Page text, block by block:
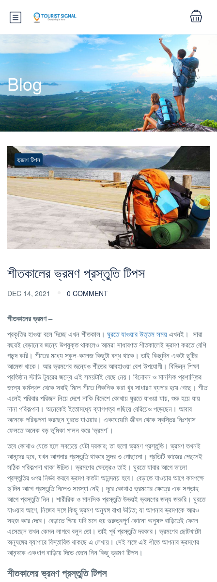
Blog
ভ্রমণ টিপস
শীতকালের ভ্রমণ প্রস্তুতি টিপস
DEC 14, 2021 0 COMMENT
শীতকালের ভ্রমণ –
প্রকৃতির হাওয়া বলে দিচ্ছে এখন শীতকাল। ঘুরতে যাওয়ার উত্তম সময়এখনই। সারা
বছরই বেড়ানোর জন্যে উপযুক্ত থাকলেও আমরা সাধারণত শীতকালেই ভ্রমণ করতে বেশি
পছন্দ করি। শীতের মধ্যে স্কুল-কলেজ কিছুটা বন্ধ থাকে। তাই কিছুদিন একটা ছুটির
আমেজ থাকে। আর ভ্রমণের জন্যেও শীতের আবহাওয়া বেশ উপযোগী। বিভিন্ন শিক্ষা
প্রতিষ্ঠান স্টাডি ট্যুরের জন্যে এই সময়টাই বেছে নেয়। বিনোদন ও মানসিক প্রশান্তির
জন্যে কর্মস্থল থেকে সবাই মিলে শীতে পিকনিক করা খুব সাধারণ ব্যপার হয়ে গেছে। শীত
এলেই পরিবার পরিজন নিয়ে দেশে নাকি বিদেশে কোথায় ঘুরতে যাওয়া যায়, শুরু হয়ে যায়
নানা পরিকল্পনা। অনেকেই ইতোমধ্যে ব্যাগপত্র গুছিয়ে বেরিয়েও পড়েছেন। আবার
অনেকে পরিকল্পনা করছেন ঘুরতে যাওয়ার। একঘেয়েমি জীবন থেকে স্বস্তির নিঃশ্বাস
ফেলতে অনেক বড় ভূমিকা পালন করে ‘ভ্রমণ’।
তবে কোথাও যেতে হলে সবচেয়ে যেটা দরকার; তা হলো ভ্রমণ প্রস্তুতি। ভ্রমণ তখনই
আনন্দের হবে, যখন আপনার প্রস্তুতি থাকবে সুন্দর ও গোছানো। প্রতিটি কাজের পেছনেই
সঠিক পরিকল্পনা থাকা উচিত। ভ্রমণের ক্ষেত্রেও তাই। ঘুরতে যাবার আগে ভালো
প্রস্তুতির ওপর নির্ভর করবে ভ্রমণ কতটা আনন্দময় হবে। বেড়াতে যাওয়ার আগে কমপক্ষে
দু’দিন আগে প্রস্তুতি নিলেও সমস্যা নেই। দূরে কোথাও ভ্রমণের ক্ষেত্রে এক সপ্তাহ
আগে প্রস্তুতি নিন। শারীরিক ও মানসিক প্রস্তুতি উভয়ই ভ্রমণের জন্য জরুরি। ঘুরতে
যাওয়ার আগে, নিজের সঙ্গে কিছু ভ্রমণ অনুষঙ্গ রাখা উচিত; যা আপনার ভ্রমণকে আরও
সহজ করে দেবে। বেড়াতে গিয়ে যদি মনে হয় গুরুত্বপূর্ণ কোনো অনুষঙ্গ বাড়িতেই ফেলে
এসেছেন তখন কেমন লাগবে বলুন তো। তাই পূর্ব প্রস্তুতি দরকার। ভ্রমণের ছোটখাটো
অনুষঙ্গের ব্যাপারে বিস্তারিত থাকছে এ লেখায়। সেই সঙ্গে এই শীতে আপনার ভ্রমণের
আনন্দকে একধাপ বাড়িয়ে দিতে জেনে নিন কিছু ভ্রমণ টিপস।
শীতকালের ভ্রমণ প্রস্তুতি টিপস